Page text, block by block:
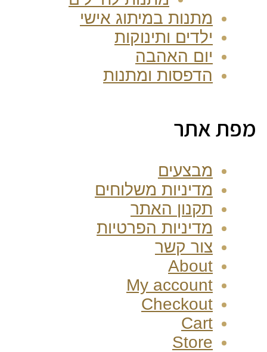
מתנות במיתוג אישי
ילדים ותינוקות
יום האהבה
הדפסות ומתנות
מפת אתר
מבצעים
מדיניות משלוחים
תקנון האתר
מדיניות הפרטיות
צור קשר
About
My account
Checkout
Cart
Store